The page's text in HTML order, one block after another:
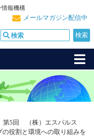
情報機構
メールマガジン配信中
第5回 （株）エスパルス
役割と環境への取り組みを